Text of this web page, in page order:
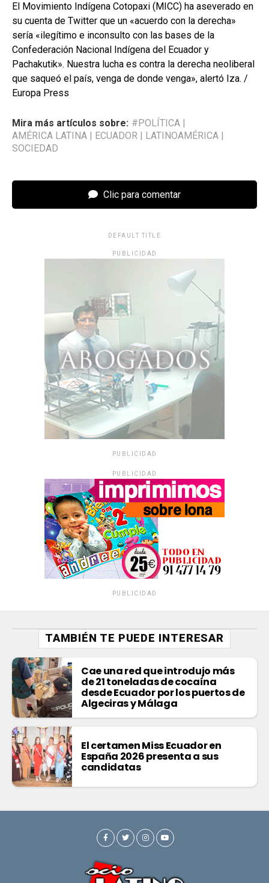
El Movimiento Indígena Cotopaxi (MICC) ha aseverado en
su cuenta de Twitter que un «acuerdo con la derecha»
sería «ilegítimo e inconsulto con las bases de la
Confederación Nacional Indígena del Ecuador y
Pachakutik». Nuestra lucha es contra la derecha neoliberal
que saqueó el país, venga de donde venga», alertó Iza. /
Europa Press
Mira más artículos sobre: #POLÍTICA
AMÉRICA LATINA
ECUADOR LATINOAMÉRICA
SOCIEDAD
Clic para comentar
DEFAULT TITLE
PUBLICIDAD
PUBLICIDAD
PUBLICIDAD
PUBLICIDAD
TAMBIÉN TE PUEDE INTERESAR
Cae una red que introdujo más
de 21 toneladas de cocaína
desde Ecuador por los puertos de
Algeciras y Málaga
El certamen Miss Ecuador en
España 2026 presenta a sus
candidatas